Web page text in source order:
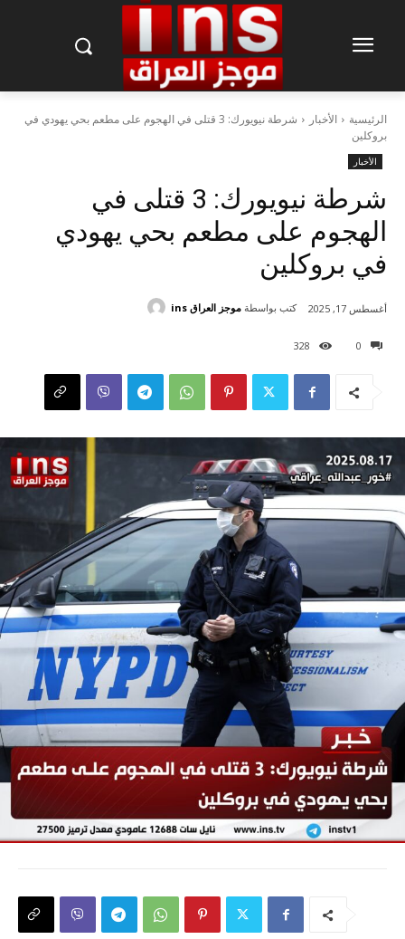
الرئيسية الأخبار
شرطة نيويورك: 3 قتلى في الهجوم على مطعم بحي يهودي في
بروكلين
الأخبار
شرطة نيويورك: 3 قتلى في
الهجوم على مطعم بحي يهودي
في بروكلين
0
328
أغسطس 17, 2025 كتب بواسطة موجز العراق ins